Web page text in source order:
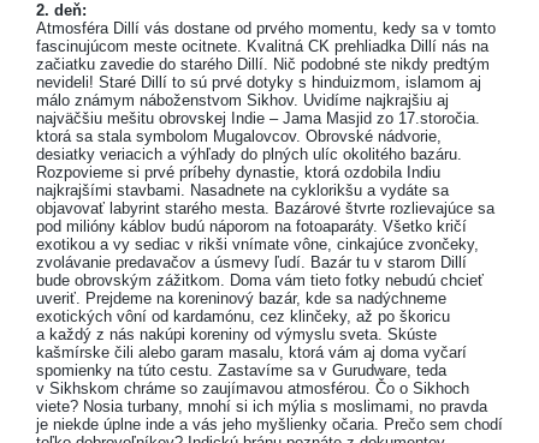
2. deň:
Atmosféra Dillí vás dostane od prvého momentu, kedy sa v tomto
fascinujúcom meste ocitnete. Kvalitná CK prehliadka Dillí nás na
začiatku zavedie do starého Dillí. Nič podobné ste nikdy predtým
nevideli! Staré Dillí to sú prvé dotyky s hinduizmom, islamom aj
málo známym náboženstvom Sikhov. Uvidíme najkrajšiu aj
najväčšiu mešitu obrovskej Indie – Jama Masjid zo 17.storočia.
ktorá sa stala symbolom Mugalovcov. Obrovské nádvorie,
desiatky veriacich a výhľady do plných ulíc okolitého bazáru.
Rozpovieme si prvé príbehy dynastie, ktorá ozdobila Indiu
najkrajšími stavbami. Nasadnete na cyklorikšu a vydáte sa
objavovať labyrint starého mesta. Bazárové štvrte rozlievajúce sa
pod milióny káblov budú náporom na fotoaparáty. Všetko kričí
exotikou a vy sediac v rikši vnímate vône, cinkajúce zvončeky,
zvolávanie predavačov a úsmevy ľudí. Bazár tu v starom Dillí
bude obrovským zážitkom. Doma vám tieto fotky nebudú chcieť
uveriť. Prejdeme na koreninový bazár, kde sa nadýchneme
exotických vôní od kardamónu, cez klinčeky, až po škoricu
a každý z nás nakúpi koreniny od výmyslu sveta. Skúste
kašmírske čili alebo garam masalu, ktorá vám aj doma vyčarí
spomienky na túto cestu. Zastavíme sa v Gurudware, teda
v Sikhskom chráme so zaujímavou atmosférou. Čo o Sikhoch
viete? Nosia turbany, mnohí si ich mýlia s moslimami, no pravda
je niekde úplne inde a vás jeho myšlienky očaria. Prečo sem chodí